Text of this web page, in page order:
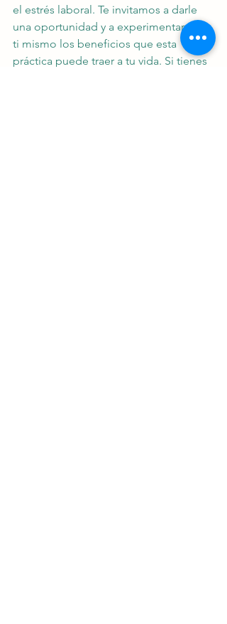
el estrés laboral. Te invitamos a darle
una oportunidad y a experimentar por
ti mismo los beneficios que esta
práctica puede traer a tu vida. Si tienes